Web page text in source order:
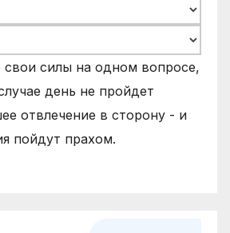
свои силы на одном вопросе,
день не пройдет
отвлечение в сторону - и
пойдут прахом.